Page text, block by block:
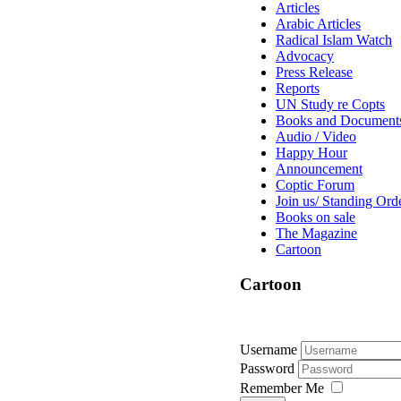
Articles
Arabic Articles
Radical Islam Watch
Advocacy
Press Release
Reports
UN Study re Copts
Books and
Audio / Video
Happy Hour
Announcement
Coptic Forum
Join us/ Standing
Books on sale
The Magazine
Cartoon
Cartoon
Username
Password
Remember Me